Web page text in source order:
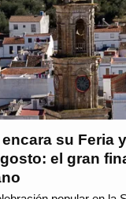
su Feria
el gran